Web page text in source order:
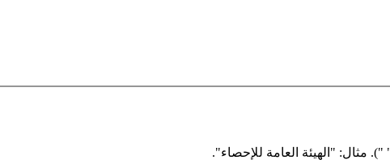
مثال: "الهيئة العامة للإحصاء".